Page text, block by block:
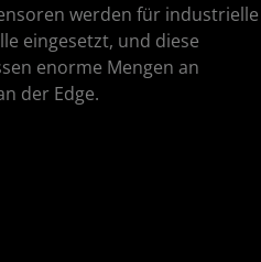
werden für industrielle
eingesetzt, und diese
enorme Mengen an
der Edge.